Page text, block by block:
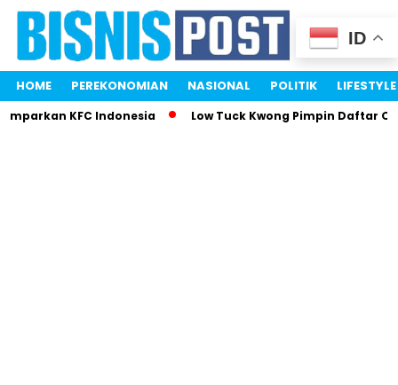
HOME PEREKONOMIAN NASIONAL POLITIK LIFESTYLE
KFC Indonesia Low Tuck Kwong Pimpin Daftar
ID